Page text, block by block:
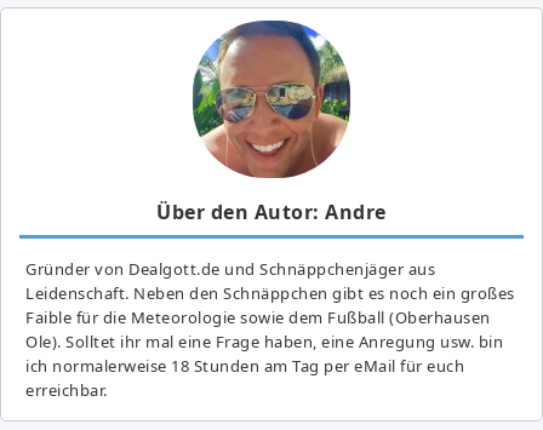
Über den Autor: Andre
Gründer von Dealgott.de und Schnäppchenjäger aus
Leidenschaft. Neben den Schnäppchen gibt es noch ein großes
Fai­ble für die Meteorologie sowie dem Fußball (Oberhausen
Ole). Solltet ihr mal eine Frage haben, eine Anregung usw. bin
ich normalerweise 18 Stunden am Tag per eMail für euch
erreichbar.